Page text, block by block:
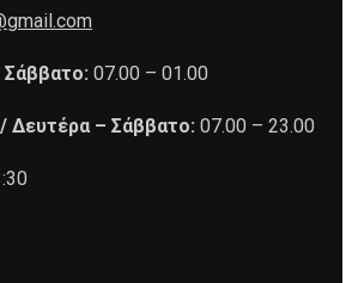
07.00 – 01.00
Δευτέρα – Σάββατο: 07.00 – 23.00